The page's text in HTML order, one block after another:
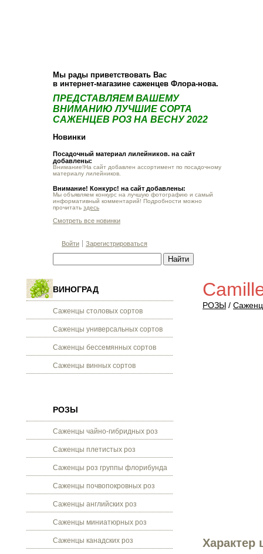
Мы рады приветствовать Вас
в интернет-магазине саженцев Флора-нова.
ПРЕДСТАВЛЯЕМ ВАШЕМУ
ВНИМАНИЮ ЛУЧШИЕ СОРТА
САЖЕНЦЕВ РОЗ НА ВЕСНУ 2022
Новинки
Посадочный материал лилейников. на сайт
добавлены:
Внимание!На сайт добавлен ассортимент по посадочному
материалу лилейников.
Внимание! Конкурс! на сайт добавлены:
Мы объявляем конкурс на лучшую фотографию и самый
информативный комментарий! Подробности можно
прочитать здесь
Смотреть все новинки
Войти Зарегистрироваться
ВИНОГРАД
Саженцы столовых сортов
Саженцы универсальных сортов
Саженцы бессемянных сортов
Саженцы винных сортов
РОЗЫ
Саженцы чайно-гибридных роз
Саженцы плетистых роз
Саженцы роз группы флорибунда
Саженцы почвопокровных роз
Саженцы английских роз
Саженцы миниатюрных роз
Саженцы канадских роз
РОЗЫ /
Характер